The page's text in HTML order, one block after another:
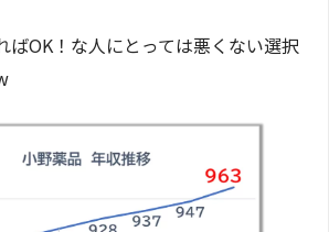
ばOK！な人にとっては悪くない選択